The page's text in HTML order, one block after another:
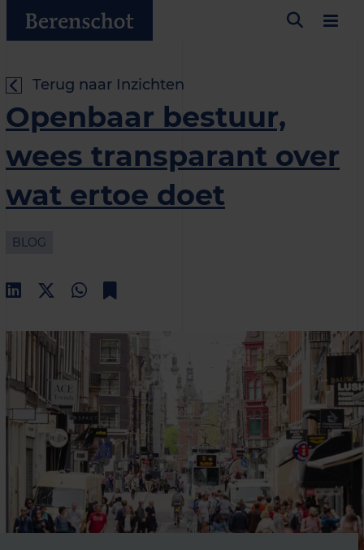
Terug naar Inzichten
Openbaar bestuur,
wees transparant over
wat ertoe doet
BLOG